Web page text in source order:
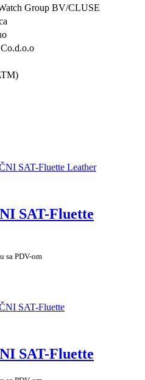
Group BV/CLUSE
SAT-Fluette
sa PDV-om
SAT-Fluette